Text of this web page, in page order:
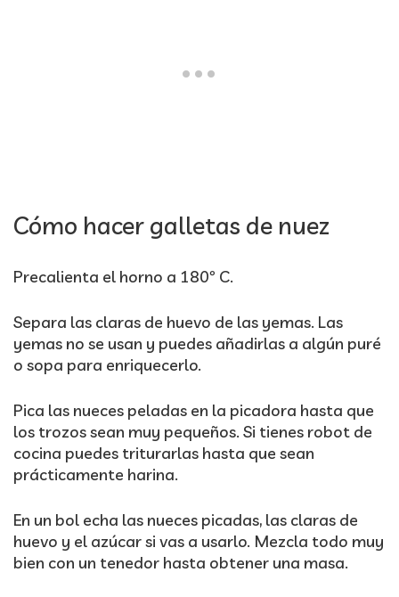
Cómo hacer galletas de nuez
Precalienta el horno a 180º C.
Separa las claras de huevo de las yemas. Las
yemas no se usan y puedes añadirlas a algún puré
o sopa para enriquecerlo.
Pica las nueces peladas en la picadora hasta que
los trozos sean muy pequeños. Si tienes robot de
cocina puedes triturarlas hasta que sean
prácticamente harina.
En un bol echa las nueces picadas, las claras de
huevo y el azúcar si vas a usarlo. Mezcla todo muy
bien con un tenedor hasta obtener una masa.